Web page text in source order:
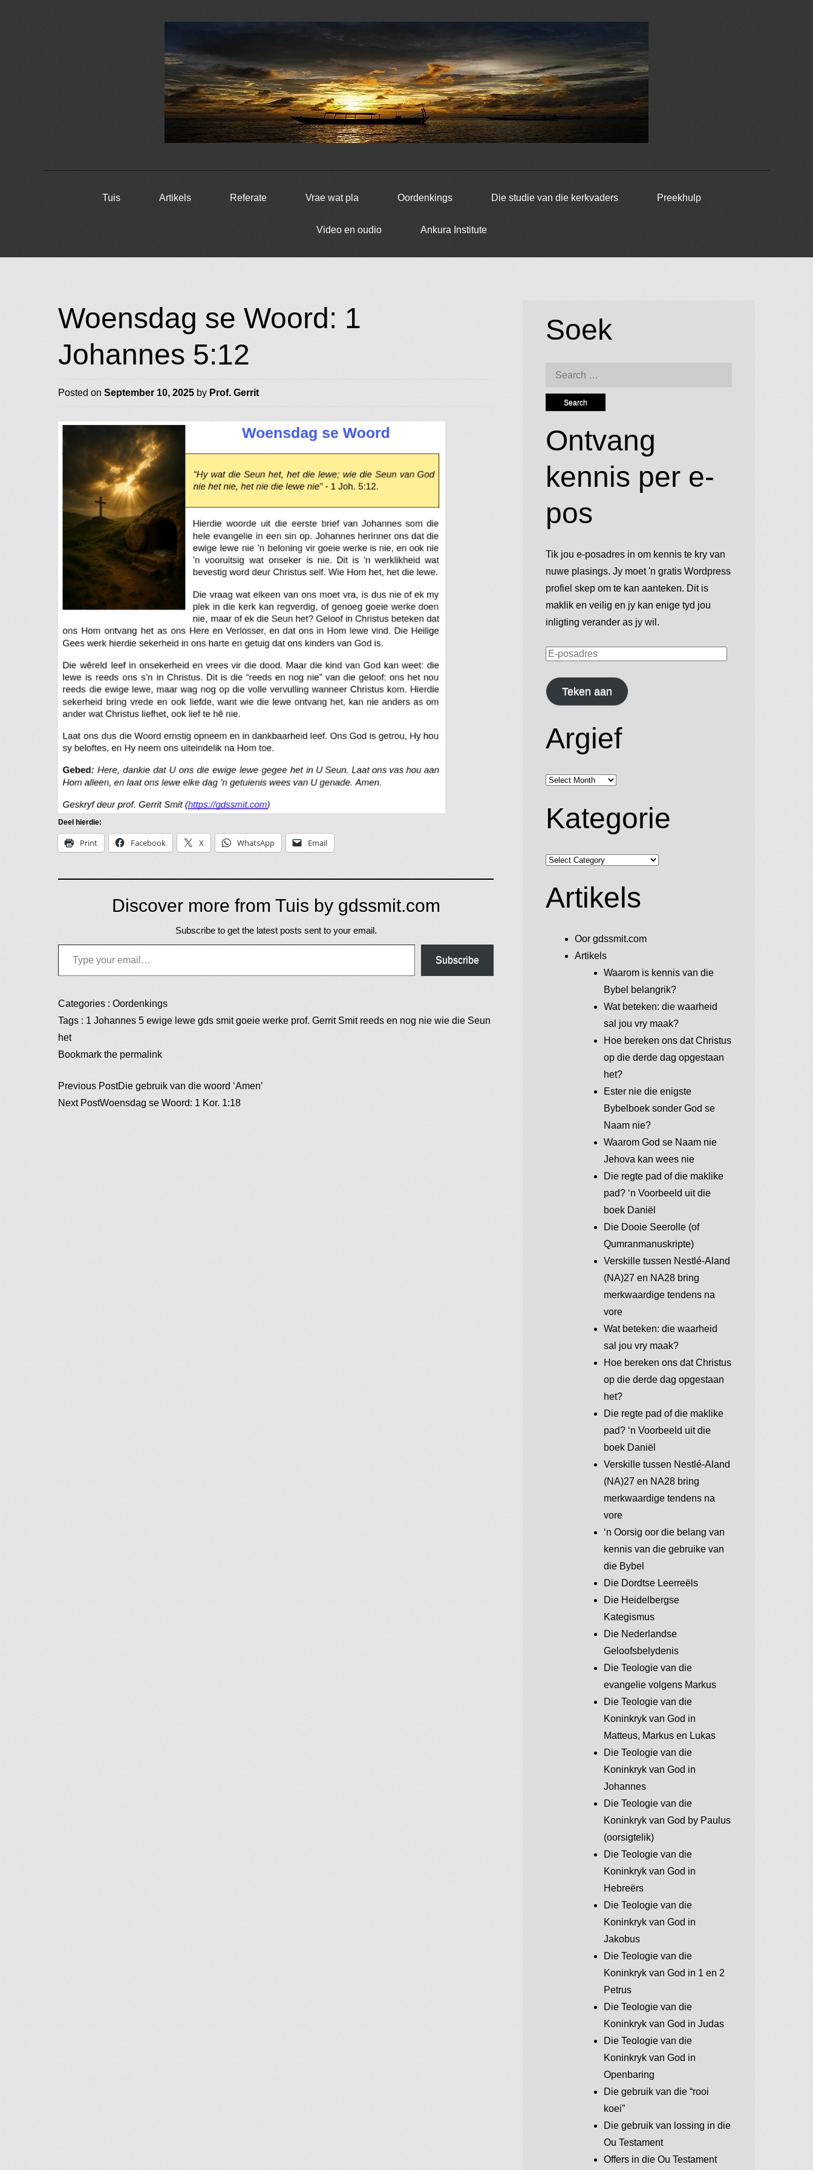
Tuis Artikels Referate Vrae wat pla Oordenkings Die studie van die kerkvaders Preekhulp
Video en oudio Ankura Institute
Woensdag se Woord: 1
Johannes 5:12
Posted on September 10, 2025 by Prof. Gerrit
Deel hierdie:
Print Facebook X WhatsApp Email
Discover more from Tuis by gdssmit.com
Subscribe to get the latest posts sent to your email.
Type your email…
Subscribe
Categories : Oordenkings
Tags : 1 Johannes 5 ewige lewe gds smit goeie werke prof. Gerrit Smit reeds en nog nie wie die Seun
het
Bookmark the permalink
Post
Previous PostDie gebruik van die woord ‘Amen’
Next PostWoensdag se Woord: 1 Kor. 1:18
Soek
Search
Ontvang
kennis per e-
pos
Tik jou e-posadres in om kennis te kry van
nuwe plasings. Jy moet 'n gratis Wordpress
profiel skep om te kan aanteken. Dit is
maklik en veilig en jy kan enige tyd jou
inligting verander as jy wil.
E-
Teken aan
Argief
Argief
Kategorie
Kategorie
Artikels
Oor gdssmit.com
Artikels
Waarom is kennis van die
Bybel belangrik?
Wat beteken: die waarheid
sal jou vry maak?
Hoe bereken ons dat Christus
op die derde dag opgestaan
het?
Ester nie die enigste
Bybelboek sonder God se
Naam nie?
Waarom God se Naam nie
Jehova kan wees nie
Die regte pad of die maklike
pad? ‘n Voorbeeld uit die
boek Daniël
Die Dooie Seerolle (of
Qumranmanuskripte)
Verskille tussen Nestlé-Aland
(NA)27 en NA28 bring
merkwaardige tendens na
vore
Wat beteken: die waarheid
sal jou vry maak?
Hoe bereken ons dat Christus
op die derde dag opgestaan
het?
Die regte pad of die maklike
pad? ‘n Voorbeeld uit die
boek Daniël
Verskille tussen Nestlé-Aland
(NA)27 en NA28 bring
merkwaardige tendens na
vore
‘n Oorsig oor die belang van
kennis van die gebruike van
die Bybel
Die Dordtse Leerreëls
Die Heidelbergse
Kategismus
Die Nederlandse
Geloofsbelydenis
Die Teologie van die
evangelie volgens Markus
Die Teologie van die
Koninkryk van God in
Matteus, Markus en Lukas
Die Teologie van die
Koninkryk van God in
Johannes
Die Teologie van die
Koninkryk van God by Paulus
(oorsigtelik)
Die Teologie van die
Koninkryk van God in
Hebreërs
Die Teologie van die
Koninkryk van God in
Jakobus
Die Teologie van die
Koninkryk van God in 1 en 2
Petrus
Die Teologie van die
Koninkryk van God in Judas
Die Teologie van die
Koninkryk van God in
Openbaring
Die gebruik van die “rooi
koei”
Die gebruik van lossing in die
Ou Testament
Offers in die Ou Testament